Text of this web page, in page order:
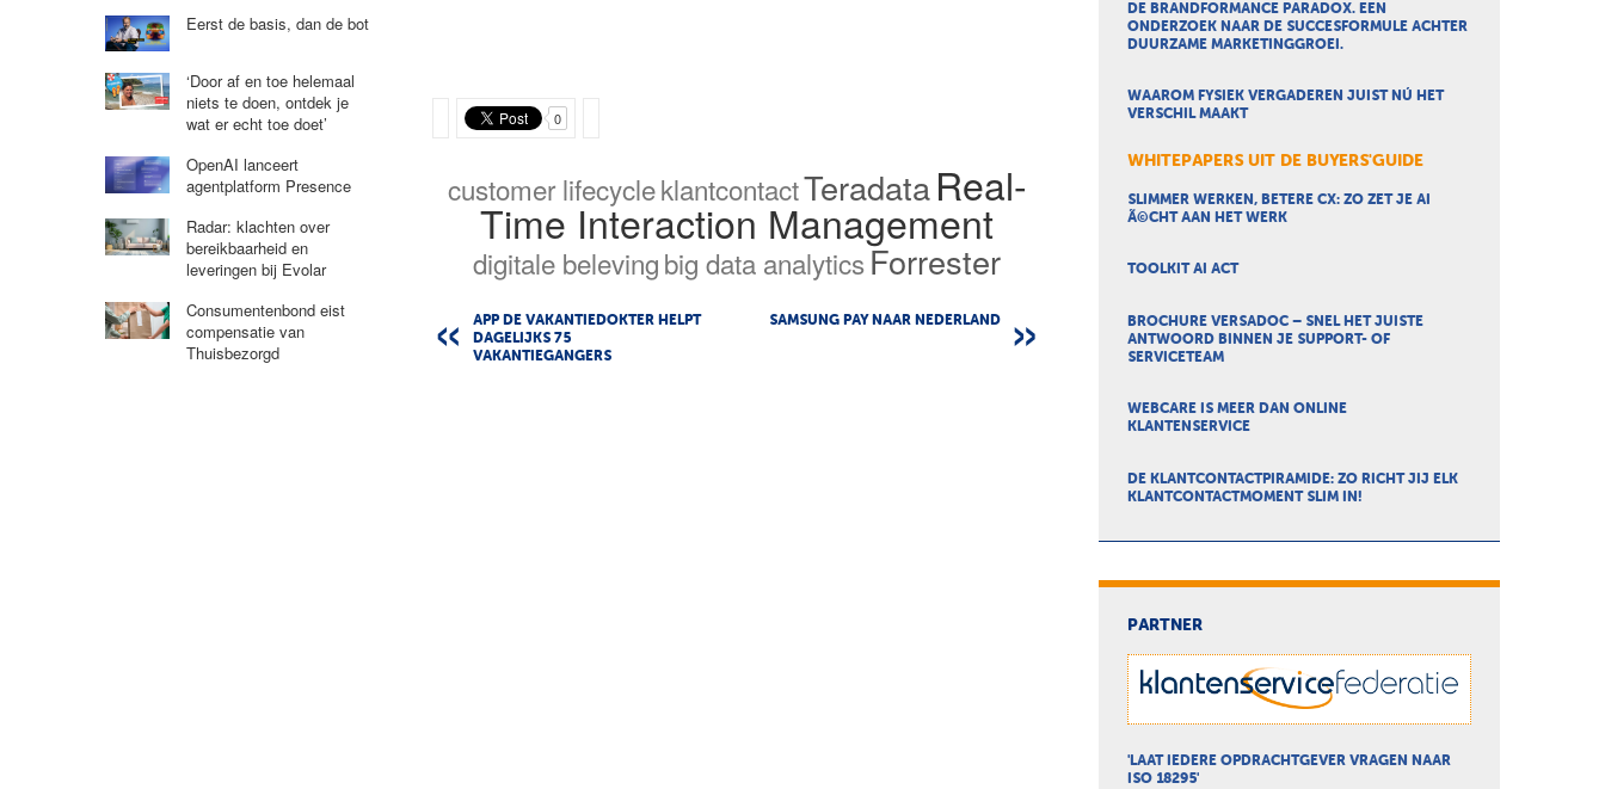
0
customer lifecycleklantcontactTeradataReal-
Time Interaction Management
digitale belevingbig data analyticsForrester
APP DE VAKANTIEDOKTER HELPT
DAGELIJKS 75
VAKANTIEGANGERS
SAMSUNG PAY NAAR NEDERLAND
Eerst de basis, dan de bot
‘Door af en toe helemaal
niets te doen, ontdek je
wat er echt toe doet’
OpenAI lanceert
agentplatform Presence
Radar: klachten over
bereikbaarheid en
leveringen bij Evolar
Consumentenbond eist
compensatie van
Thuisbezorgd
DE BRANDFORMANCE PARADOX. EEN
ONDERZOEK NAAR DE SUCCESFORMULE ACHTER
DUURZAME MARKETINGGROEI.
WAAROM FYSIEK VERGADEREN JUIST NÚ HET
VERSCHIL MAAKT
WHITEPAPERS UIT DE BUYERS'GUIDE
SLIMMER WERKEN, BETERE CX: ZO ZET JE AI
Ã©CHT AAN HET WERK
TOOLKIT AI ACT
BROCHURE VERSADOC – SNEL HET JUISTE
ANTWOORD BINNEN JE SUPPORT- OF
SERVICETEAM
WEBCARE IS MEER DAN ONLINE
KLANTENSERVICE
DE KLANTCONTACTPIRAMIDE: ZO RICHT JIJ ELK
KLANTCONTACTMOMENT SLIM IN!
PARTNER
'LAAT IEDERE OPDRACHTGEVER VRAGEN NAAR
ISO 18295'